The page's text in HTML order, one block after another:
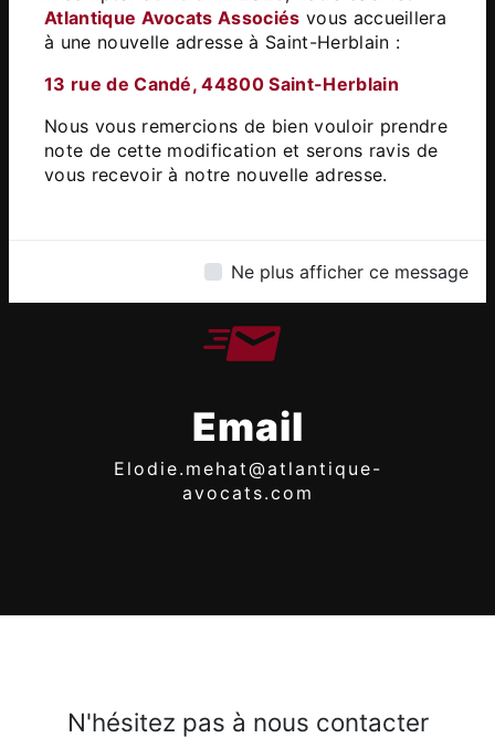
Atlantique Avocats Associés vous accueillera
à une nouvelle adresse à Saint-Herblain :​
13 rue de Candé, 44800 Saint-Herblain
Nous vous remercions de bien vouloir prendre
note de cette modification et serons ravis de
vous recevoir à notre nouvelle adresse.
Ne plus afficher ce message
Herblain
Email
elodie.mehat@atlantique-
avocats.com
N'hésitez pas à nous contacter